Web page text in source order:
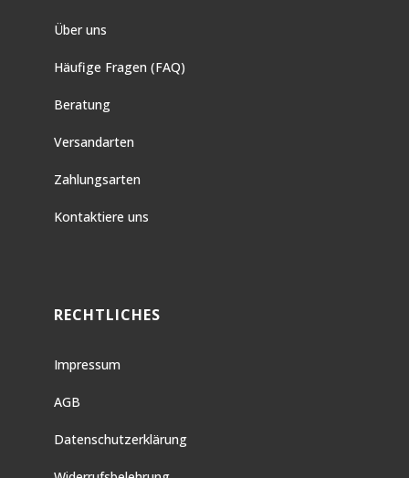
Über uns
Häufige Fragen (FAQ)
Beratung
Versandarten
Zahlungsarten
Kontaktiere uns
RECHTLICHES
Impressum
AGB
Datenschutzerklärung